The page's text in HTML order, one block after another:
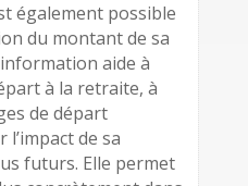
également possible
du montant de sa
aide à
à la retraite, à
de départ
de sa
futurs. Elle permet